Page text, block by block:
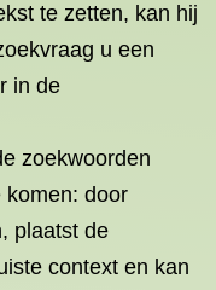
te zetten, kan hij
u een
in de
zoekwoorden
komen: door
plaatst de
context en kan